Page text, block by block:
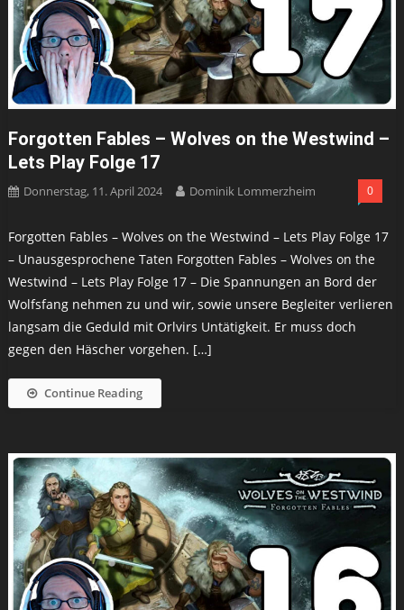
Forgotten Fables – Wolves on the Westwind –
Lets Play Folge 17
Donnerstag, 11. April 2024 Dominik Lommerzheim 0
Forgotten Fables – Wolves on the Westwind – Lets Play Folge 17
– Unausgesprochene Taten Forgotten Fables – Wolves on the
Westwind – Lets Play Folge 17 – Die Spannungen an Bord der
Wolfsfang nehmen zu und wir, sowie unsere Begleiter verlieren
langsam die Geduld mit Orlvirs Untätigkeit. Er muss doch
gegen den Häscher vorgehen. […]
Continue Reading